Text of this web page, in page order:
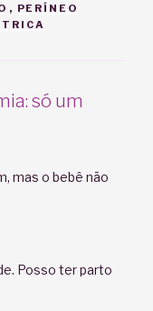
, PERÍNEO
só um
mas o bebê não
Posso ter parto